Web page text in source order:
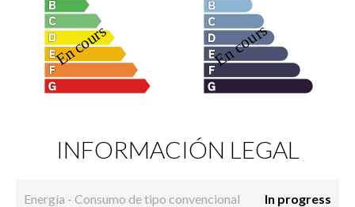
INFORMACIÓN LEGAL
Energía - Consumo de tipo convencional In progress